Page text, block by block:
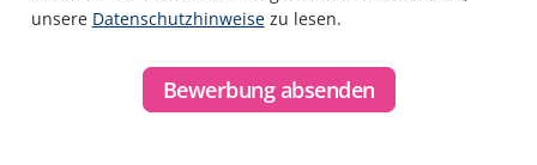
unsere Datenschutzhinweisezu lesen.
Bewerbung absenden